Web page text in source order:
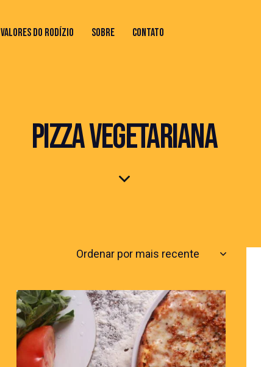
VALORES DO RODÍZIO SOBRE CONTATO
PIZZA VEGETARIANA